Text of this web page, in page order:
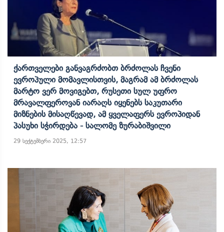
Ქართველები Განვაგრძობთ Ბრძოლას Ჩვენი
Ევროპული Მომავლისთვის, Მაგრამ Ამ Ბრძოლას
Მარტო Ვერ Მოვიგებთ, Რუსეთი Სულ Უფრო
Მრავალფეროვან Იარაღს Იყენებს Საკუთარი
Მიზნების Მისაღწევად, Ამ Ყველაფერს Ევროპიდან
Პასუხი Სჭირდება - Სალომე Ზურაბიშვილი
29 სექტემბერი 2025, 12:57